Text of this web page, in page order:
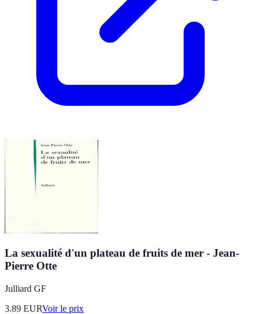
La sexualité d'un plateau de fruits de mer - Jean-
Pierre Otte
Julliard GF
3.89 EURVoir le prix